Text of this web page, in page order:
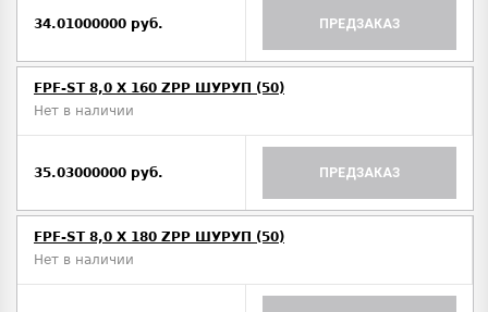
34.01000000 руб. ПРЕДЗАКАЗ
FPF-ST 8,0 X 160 ZPP ШУРУП (50)
Нет в наличии
35.03000000 руб. ПРЕДЗАКАЗ
FPF-ST 8,0 X 180 ZPP ШУРУП (50)
Нет в наличии